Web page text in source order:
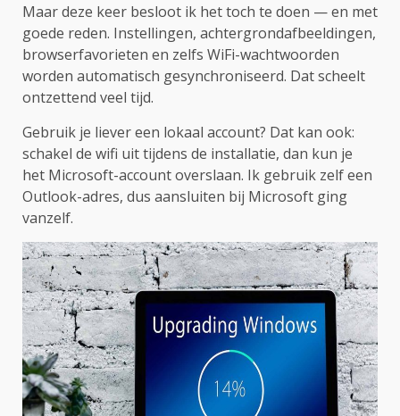
Maar deze keer besloot ik het toch te doen — en met
goede reden. Instellingen, achtergrondafbeeldingen,
browserfavorieten en zelfs WiFi-wachtwoorden
worden automatisch gesynchroniseerd. Dat scheelt
ontzettend veel tijd.
Gebruik je liever een lokaal account? Dat kan ook:
schakel de wifi uit tijdens de installatie, dan kun je
het Microsoft-account overslaan. Ik gebruik zelf een
Outlook-adres, dus aansluiten bij Microsoft ging
vanzelf.